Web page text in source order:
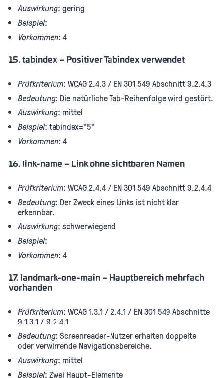
Auswirkung: gering
Beispiel:
Vorkommen: 4
15. tabindex – Positiver Tabindex verwendet
Prüfkriterium: WCAG 2.4.3 / EN 301 549 Abschnitt 9.2.4.3
Bedeutung: Die natürliche Tab-Reihenfolge wird gestört.
Auswirkung: mittel
Beispiel: tabindex="5"
Vorkommen: 4
16. link-name – Link ohne sichtbaren Namen
Prüfkriterium: WCAG 2.4.4 / EN 301 549 Abschnitt 9.2.4.4
Bedeutung: Der Zweck eines Links ist nicht klar
erkennbar.
Auswirkung: schwerwiegend
Beispiel:
Vorkommen: 4
17. landmark-one-main – Hauptbereich mehrfach
vorhanden
Prüfkriterium: WCAG 1.3.1 / 2.4.1 / EN 301 549 Abschnitte
9.1.3.1 / 9.2.4.1
Bedeutung: Screenreader-Nutzer erhalten doppelte
oder verwirrende Navigationsbereiche.
Auswirkung: mittel
Beispiel: Zwei Haupt-Elemente